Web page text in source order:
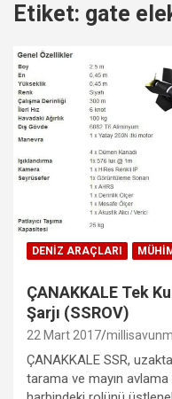
Etiket: gate
DENIZ ARAÇLARI
ÇANAKKALE Tek
Şarjı (SSROV)
22 Mart 2017
ÇANAKKALE SSR,
tarama ve mayın avlama